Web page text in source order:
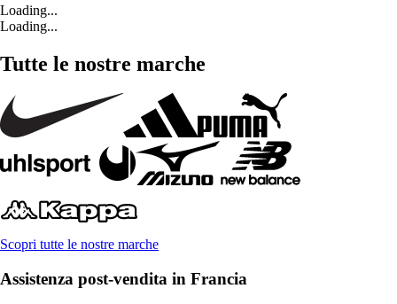
Loading...
Loading...
Tutte le nostre marche
Scopri tutte le nostre marche
Assistenza post-vendita in Francia